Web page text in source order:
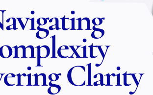
Clarity